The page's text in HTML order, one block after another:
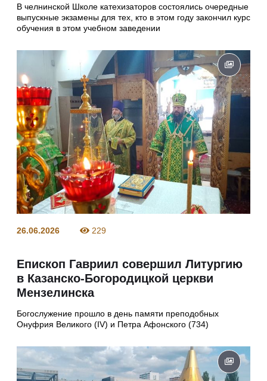
В челнинской Школе катехизаторов состоялись очередные
выпускные экзамены для тех, кто в этом году закончил курс
обучения в этом учебном заведении
26.06.2026 229
Епископ Гавриил совершил Литургию
в Казанско-Богородицкой церкви
Мензелинска
Богослужение прошло в день памяти преподобных
Онуфрия Великого (IV) и Петра Афонского (734)